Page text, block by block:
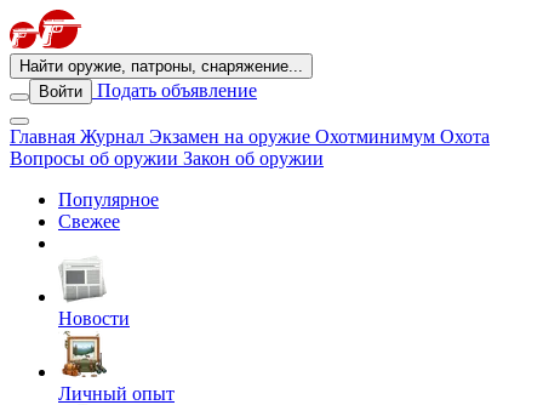
Найти оружие, патроны, снаряжение...
Войти
Подать объявление
Главная Журнал Экзамен на оружие Охотминимум Охота
Вопросы об оружии Закон об оружии
Популярное
Свежее
Новости
Личный опыт